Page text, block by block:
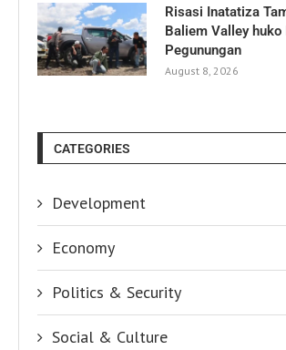
Risasi Inatatiza
Baliem Valley huko
Pegunungan
August 8, 2026
CATEGORIES
Development
Economy
Politics & Security
Social & Culture